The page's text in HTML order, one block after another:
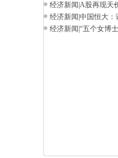
经济新闻 A股再现天
经济新闻 中国恒大：
经济新闻 “五个女博